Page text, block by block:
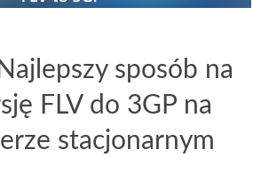
sposób na
FLV do 3GP na
stacjonarnym